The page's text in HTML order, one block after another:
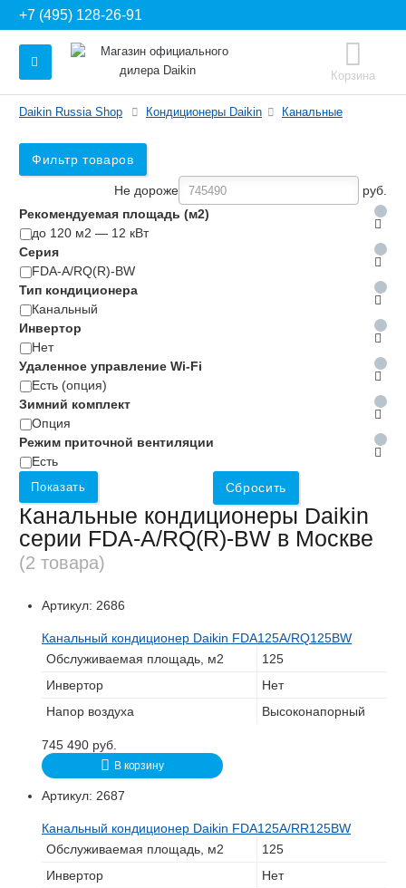
+7 (495) 128-26-91
Корзина
Daikin Russia Shop Кондиционеры Daikin Канальные
Фильтр товаров
Не дороже
руб.
Рекомендуемая площадь (м2)
до 120 м2 — 12 кВт
Серия
FDA-A/RQ(R)-BW
Тип кондиционера
Канальный
Инвертор
Нет
Удаленное управление Wi-Fi
Есть (опция)
Зимний комплект
Опция
Режим приточной вентиляции
Есть
Показать Сбросить
Канальные кондиционеры Daikin
серии FDA-A/RQ(R)-BW в Москве
(2 товара)
Артикул: 2686
Канальный кондиционер Daikin FDA125A/RQ125BW
Обслуживаемая площадь, м2
125
Инвертор
Нет
Напор воздуха
Высоконапорный
745 490 руб.
В корзину
Артикул: 2687
Канальный кондиционер Daikin FDA125A/RR125BW
Обслуживаемая площадь, м2
125
Инвертор
Нет